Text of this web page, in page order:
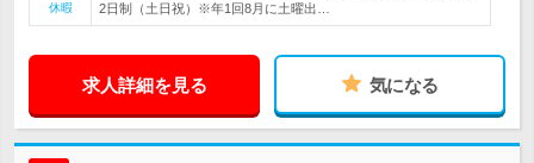
休暇
2日制（土日祝）※年1回8月に土曜出…
求人詳細を見る 気になる